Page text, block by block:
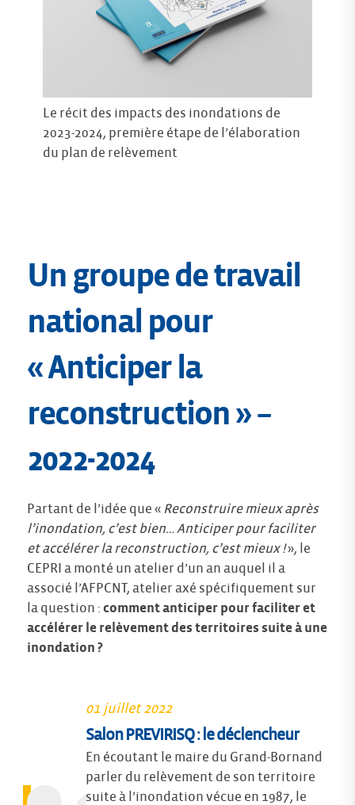
Le récit des impacts des inondations de
2023-2024, première étape de l’élaboration
du plan de relèvement
Un groupe de travail
national pour
« Anticiper la
reconstruction »–
2022-2024
Partant de l’idée que « Reconstruire mieux après
l’inondation, c’est bien… Anticiper pour faciliter
et accélérer la reconstruction, c’est mieux !», le
CEPRI a monté un atelier d’un an auquel il a
associé l’AFPCNT, atelier axé spécifiquement sur
la question : comment anticiper pour faciliter et
accélérer le relèvement des territoires suite à une
inondation ?
01 juillet 2022
Salon PREVIRISQ : le déclencheur
En écoutant le maire du Grand-Bornand
parler du relèvement de son territoire
suite à l’inondation vécue en 1987, le